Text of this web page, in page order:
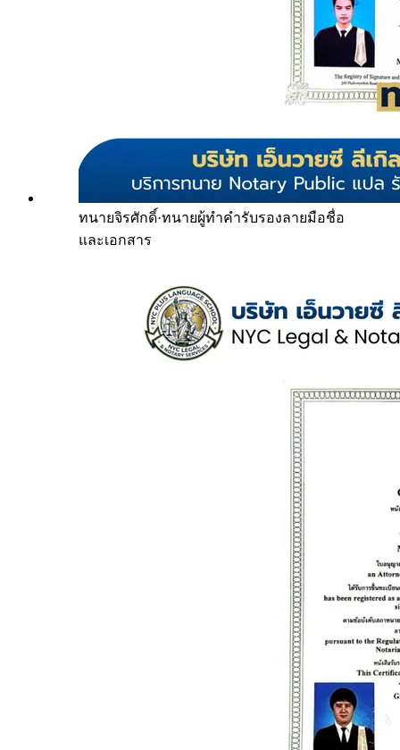
ทนายจิรศักดิ์·ทนายผู้ทำคำรับรองลายมือชื่อ
และเอกสาร